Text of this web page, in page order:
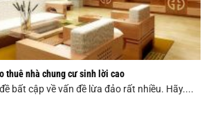
thuê nhà chung cư sinh lời cao
bất cập về vấn đề lừa đảo rất nhiều. Hãy....